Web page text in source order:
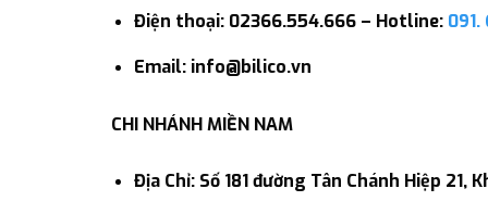
Điện thoại: 02366.554.666 – Hotline: 091.
Email: info@bilico.vn
CHI NHÁNH MIỀN NAM
Địa Chỉ: Số 181 đường Tân Chánh Hiệp 21,